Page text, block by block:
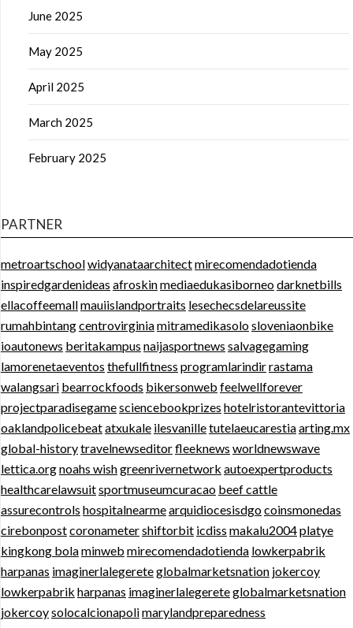
June 2025
May 2025
April 2025
March 2025
February 2025
PARTNER
metroartschoolwidyanataarchitectmirecomendadotienda
inspiredgardenideas afroskinmediaedukasiborneodarknetbills
ellacoffeemallmauiislandportraits lesechecsdelareussite
rumahbintangcentrovirginiamitramedikasolosloveniaonbike
ioautonews beritakampus naijasportnews salvagegaming
lamorenetaeventos thefullfitness programlarindirrastama
walangsari bearrockfoods bikersonweb feelwellforever
projectparadisegamesciencebookprizes hotelristorantevittoria
oaklandpolicebeatatxukale ilesvanilletutelaeucarestiaarting.mx
global-historytravelnewseditorfleeknews worldnewswave
lettica.orgnoahs wishgreenrivernetwork autoexpertproducts
healthcarelawsuitsportmuseumcuracao beef cattle
assurecontrols hospitalnearmearquidiocesisdgocoinsmonedas
cirebonpostcoronametershiftorbit icdiss makalu2004platye
kingkong bolaminweb mirecomendadotienda lowkerpabrik
harpanas imaginerlalegereteglobalmarketsnation jokercoy
lowkerpabrik harpanas imaginerlalegereteglobalmarketsnation
jokercoysolocalcionapolimarylandpreparedness